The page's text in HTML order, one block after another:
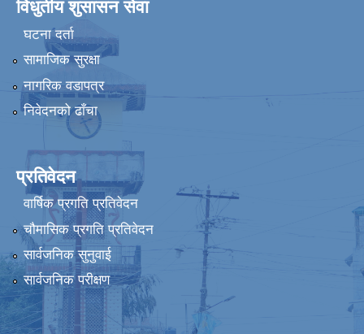
विधुतीय शुसासन सेवा
घटना दर्ता
सामाजिक सुरक्षा
नागरिक वडापत्र
निवेदनको ढाँचा
प्रतिवेदन
वार्षिक प्रगति प्रतिवेदन
चौमासिक प्रगति प्रतिवेदन
सार्वजनिक सुनुवाई
सार्वजनिक परीक्षण